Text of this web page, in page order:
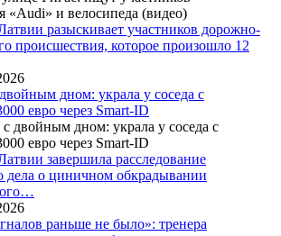
разыскивает участников дорожно-
происшествия, которое произошло 12
дном: украла у соседа с
евро через Smart-ID
завершила расследование
дела о циничном обкрадывании
раньше не было»: тренера